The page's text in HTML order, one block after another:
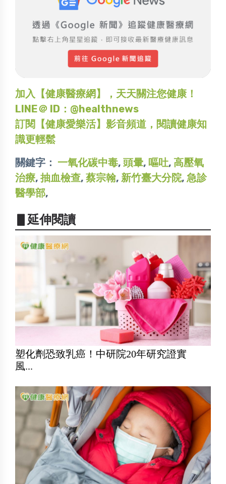
加入【健康醫療網】，天天關注您健康！
LINE＠ ID：@healthnews
訂閱【健康愛樂活】影音頻道，閱讀健康知
識更輕鬆
關鍵字： 一氧化碳中毒, 頭暈, 嘔吐, 高壓氧
治療, 抽血檢查, 蔡宗翰, 新竹臺大分院, 急診
醫學部,
▋延伸閱讀
塑化劑恐致乳癌！中研院20年研究證實
風...